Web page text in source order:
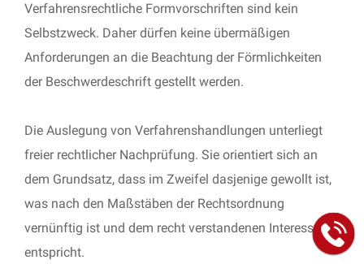
Verfahrensrechtliche Formvorschriften sind kein
Selbstzweck. Daher dürfen keine übermäßigen
Anforderungen an die Beachtung der Förmlichkeiten
der Beschwerdeschrift gestellt werden.
Die Auslegung von Verfahrenshandlungen unterliegt
freier rechtlicher Nachprüfung. Sie orientiert sich an
dem Grundsatz, dass im Zweifel dasjenige gewollt ist,
was nach den Maßstäben der Rechtsordnung
vernünftig ist und dem recht verstandenen Interesse
entspricht.